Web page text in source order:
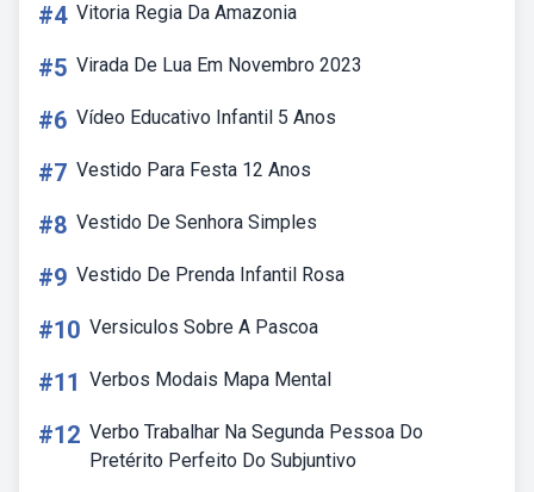
#4 Vitoria Regia Da Amazonia
#5 Virada De Lua Em Novembro 2023
#6 Vídeo Educativo Infantil 5 Anos
#7 Vestido Para Festa 12 Anos
#8 Vestido De Senhora Simples
#9 Vestido De Prenda Infantil Rosa
#10 Versiculos Sobre A Pascoa
#11 Verbos Modais Mapa Mental
#12 Verbo Trabalhar Na Segunda Pessoa Do
Pretérito Perfeito Do Subjuntivo